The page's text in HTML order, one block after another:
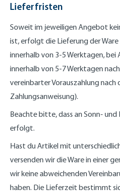
Lieferfristen
Soweit im jeweiligen Angebot
ist, erfolgt die Lieferung der
innerhalb von 3-5 Werktagen, bei
innerhalb von 5-7 Werktagen
vereinbarter Vorauszahlung
Zahlungsanweisung).
Beachte bitte, dass an Sonn-
erfolgt.
Hast du Artikel mit
versenden wir die Ware in einer
wir keine abweichenden
haben. Die Lieferzeit bestimmt